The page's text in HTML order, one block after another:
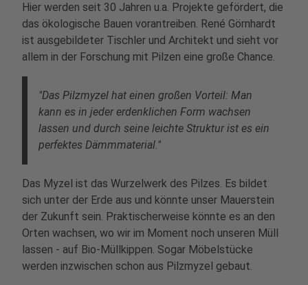
Hier werden seit 30 Jahren u.a. Projekte gefördert, die
das ökologische Bauen vorantreiben. René Görnhardt
ist ausgebildeter Tischler und Architekt und sieht vor
allem in der Forschung mit Pilzen eine große Chance.
"Das Pilzmyzel hat einen großen Vorteil: Man
kann es in jeder erdenklichen Form wachsen
lassen und durch seine leichte Struktur ist es ein
perfektes Dämmmaterial."
Das Myzel ist das Wurzelwerk des Pilzes. Es bildet
sich unter der Erde aus und könnte unser Mauerstein
der Zukunft sein. Praktischerweise könnte es an den
Orten wachsen, wo wir im Moment noch unseren Müll
lassen - auf Bio-Müllkippen. Sogar Möbelstücke
werden inzwischen schon aus Pilzmyzel gebaut.